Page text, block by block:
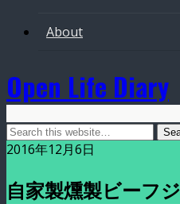
About
Open Life Diary
2016年12月6日
自家製燻製ビーフ